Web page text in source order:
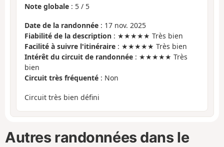
Note globale : 5 / 5
Date de la randonnée : 17 nov. 2025
Fiabilité de la description : ★★★★★ Très bien
Facilité à suivre l'itinéraire : ★★★★★ Très bien
Intérêt du circuit de randonnée : ★★★★★ Très
bien
Circuit très fréquenté : Non
Circuit très bien défini
Autres randonnées dans le